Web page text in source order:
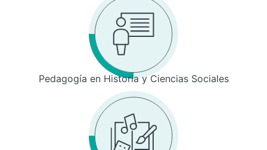
Pedagogía en Historia y Ciencias Sociales